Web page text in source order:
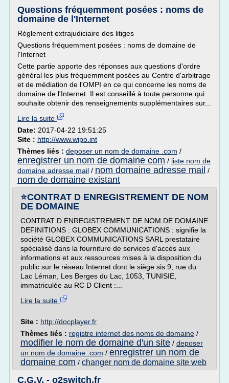
Questions fréquemment posées : noms de
domaine de l'Internet
Règlement extrajudiciaire des litiges
Questions fréquemment posées : noms de domaine de
l'Internet
Cette partie apporte des réponses aux questions d'ordre
général les plus fréquemment posées au Centre d'arbitrage
et de médiation de l'OMPI en ce qui concerne les noms de
domaine de l'Internet. Il est conseillé à toute personne qui
souhaite obtenir des renseignements supplémentaires sur...
Lire la suite
Date: 2017-04-22 19:51:25
Site : http://www.wipo.int
Thèmes liés : deposer un nom de domaine .com /
enregistrer un nom de domaine com / liste nom de
domaine adresse mail / nom domaine adresse mail /
nom de domaine existant
⭐CONTRAT D ENREGISTREMENT DE NOM
DE DOMAINE
CONTRAT D ENREGISTREMENT DE NOM DE DOMAINE
DEFINITIONS : GLOBEX COMMUNICATIONS : signifie la
société GLOBEX COMMUNICATIONS SARL prestataire
spécialisé dans la fourniture de services d'accès aux
informations et aux ressources mises à la disposition du
public sur le réseau Internet dont le siège sis 9, rue du
Lac Léman, Les Berges du Lac, 1053, TUNISIE,
immatriculée au RC D Client :...
Lire la suite
Site : http://docplayer.fr
Thèmes liés : registre internet des noms de domaine /
modifier le nom de domaine d'un site / deposer
un nom de domaine .com / enregistrer un nom de
domaine com / changer nom de domaine site web
C.G.V. - o2switch.fr